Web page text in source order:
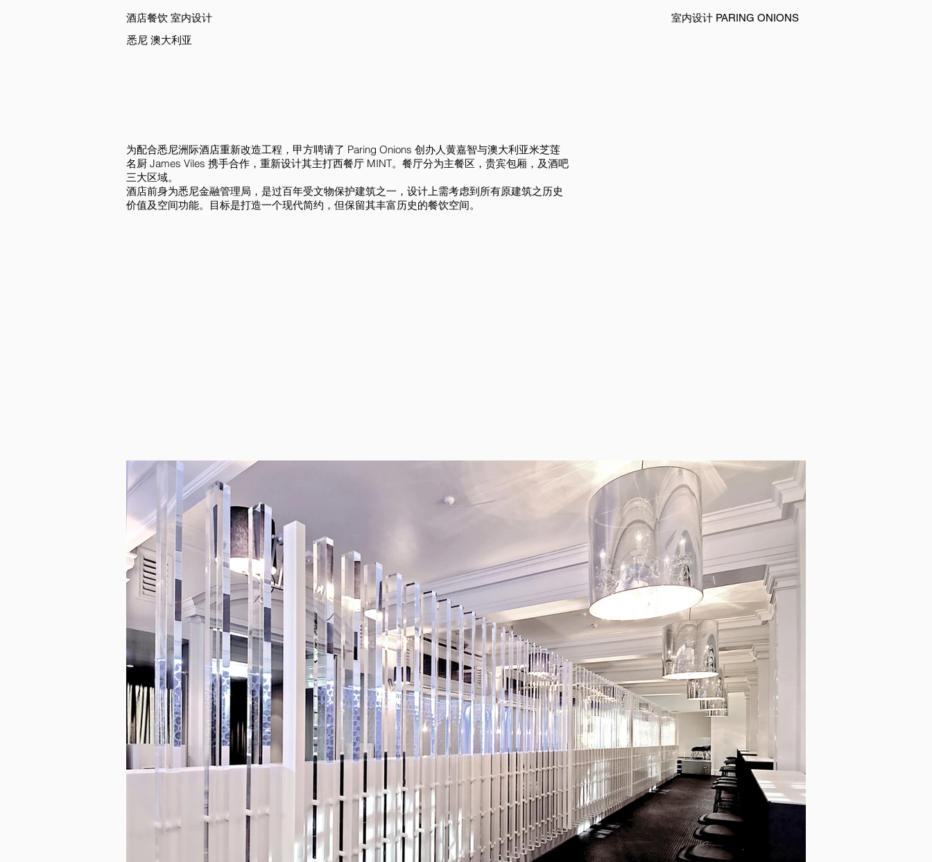
酒店餐饮 室内设计
悉尼 澳大利亚
室内设计 PARING ONIONS
为配合悉尼洲际酒店重新改造工程，甲方聘请了 Paring Onions 创办人黄嘉智与澳大利亚米芝莲
名厨 James Viles 携手合作，重新设计其主打西餐厅 MINT。餐厅分为主餐区，贵宾包厢，及酒吧
三大区域。
酒店前身为悉尼金融管理局，是过百年受文物保护建筑之一，设计上需考虑到所有原建筑之历史
价值及空间功能。目标是打造一个现代简约，但保留其丰富历史的餐饮空间。